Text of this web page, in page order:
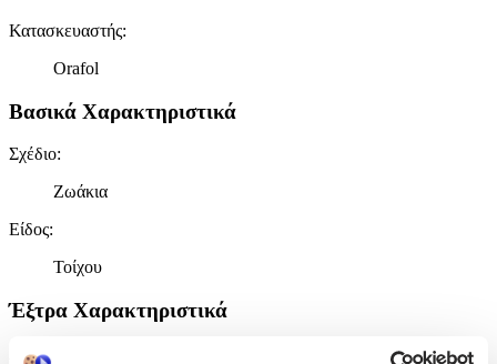
Κατασκευαστής:
Orafol
Βασικά Χαρακτηριστικά
Σχέδιο:
Ζωάκια
Είδος:
Τοίχου
Έξτρα Χαρακτηριστικά
Αφρώδες